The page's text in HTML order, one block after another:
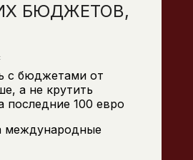
БЮДЖЕТОВ,
с бюджетами от
а не крутить
последние 100 евро